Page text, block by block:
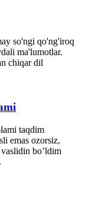
so'ngi qo'ng'iroq
ma'lumotlar.
chiqar dil
taqdim
emas ozorsiz,
bo’ldim